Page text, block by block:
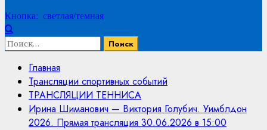
Кнопка: светлая/темная
Найти:
Главная
Трансляции спортивных событий
ТРАНСЛЯЦИИ ТЕННИСА
Ирина Шиманович — Виктория Голубич. Уимблдон
2026. Прямая трансляция 30.06.2026 в 15:00